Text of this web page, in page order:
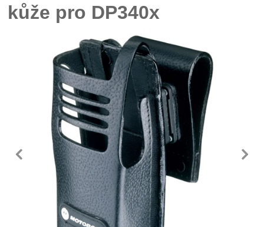
kůže pro DP340x
předchozí